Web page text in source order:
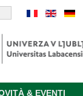
& EVENTI